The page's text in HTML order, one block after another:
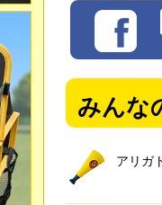
みんな
アリガ